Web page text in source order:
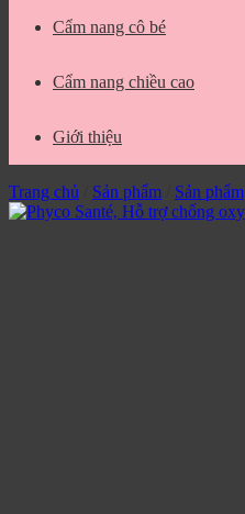
Cẩm nang cô bé
Cẩm nang chiều cao
Giới thiệu
Trang chủ Sản phẩm Sản phẩm